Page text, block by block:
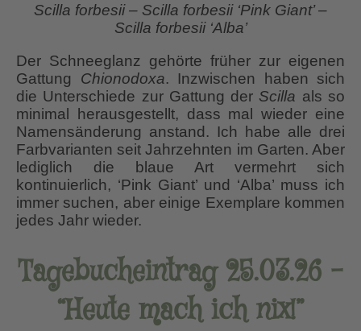
Scilla forbesii – Scilla forbesii ‘Pink Giant’ –
Scilla forbesii ‘Alba’
Der Schneeglanz gehörte früher zur eigenen
Gattung Chionodoxa. Inzwischen haben sich
die Unterschiede zur Gattung der Scilla als so
minimal herausgestellt, dass mal wieder eine
Namensänderung anstand. Ich habe alle drei
Farbvarianten seit Jahrzehnten im Garten. Aber
lediglich die blaue Art vermehrt sich
kontinuierlich, ‘Pink Giant’ und ‘Alba’ muss ich
immer suchen, aber einige Exemplare kommen
jedes Jahr wieder.
Tagebucheintrag 25.03.26 –
“Heute mach ich nix!”